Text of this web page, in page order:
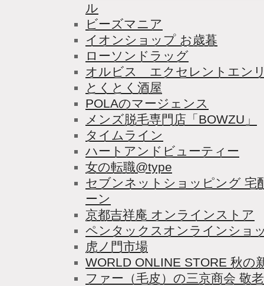
ル
ビーズマニア
イオンショップ お歳暮
ローソンドラッグ
オルビス エクセレントエン
とくとく酒屋
POLAのマージェンス
メンズ脱毛専門店「BOWZU」
タイムライン
ハートアンドビューティー
女の転職@type
セブンネットショッピング 宅
ーン
京都吉祥庵 オンラインストア
ペンタックスオンラインショ
虎ノ門市場
WORLD ONLINE STORE 秋の
ファー（毛皮）の三京商会 敬